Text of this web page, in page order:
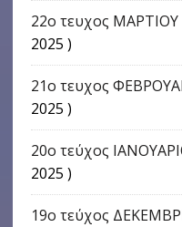
22o τευχος ΜΑΡΤΙΟΥ
2025 )
21ο τευχος
2025 )
20ο τεύχος
2025 )
19ο τεύχος